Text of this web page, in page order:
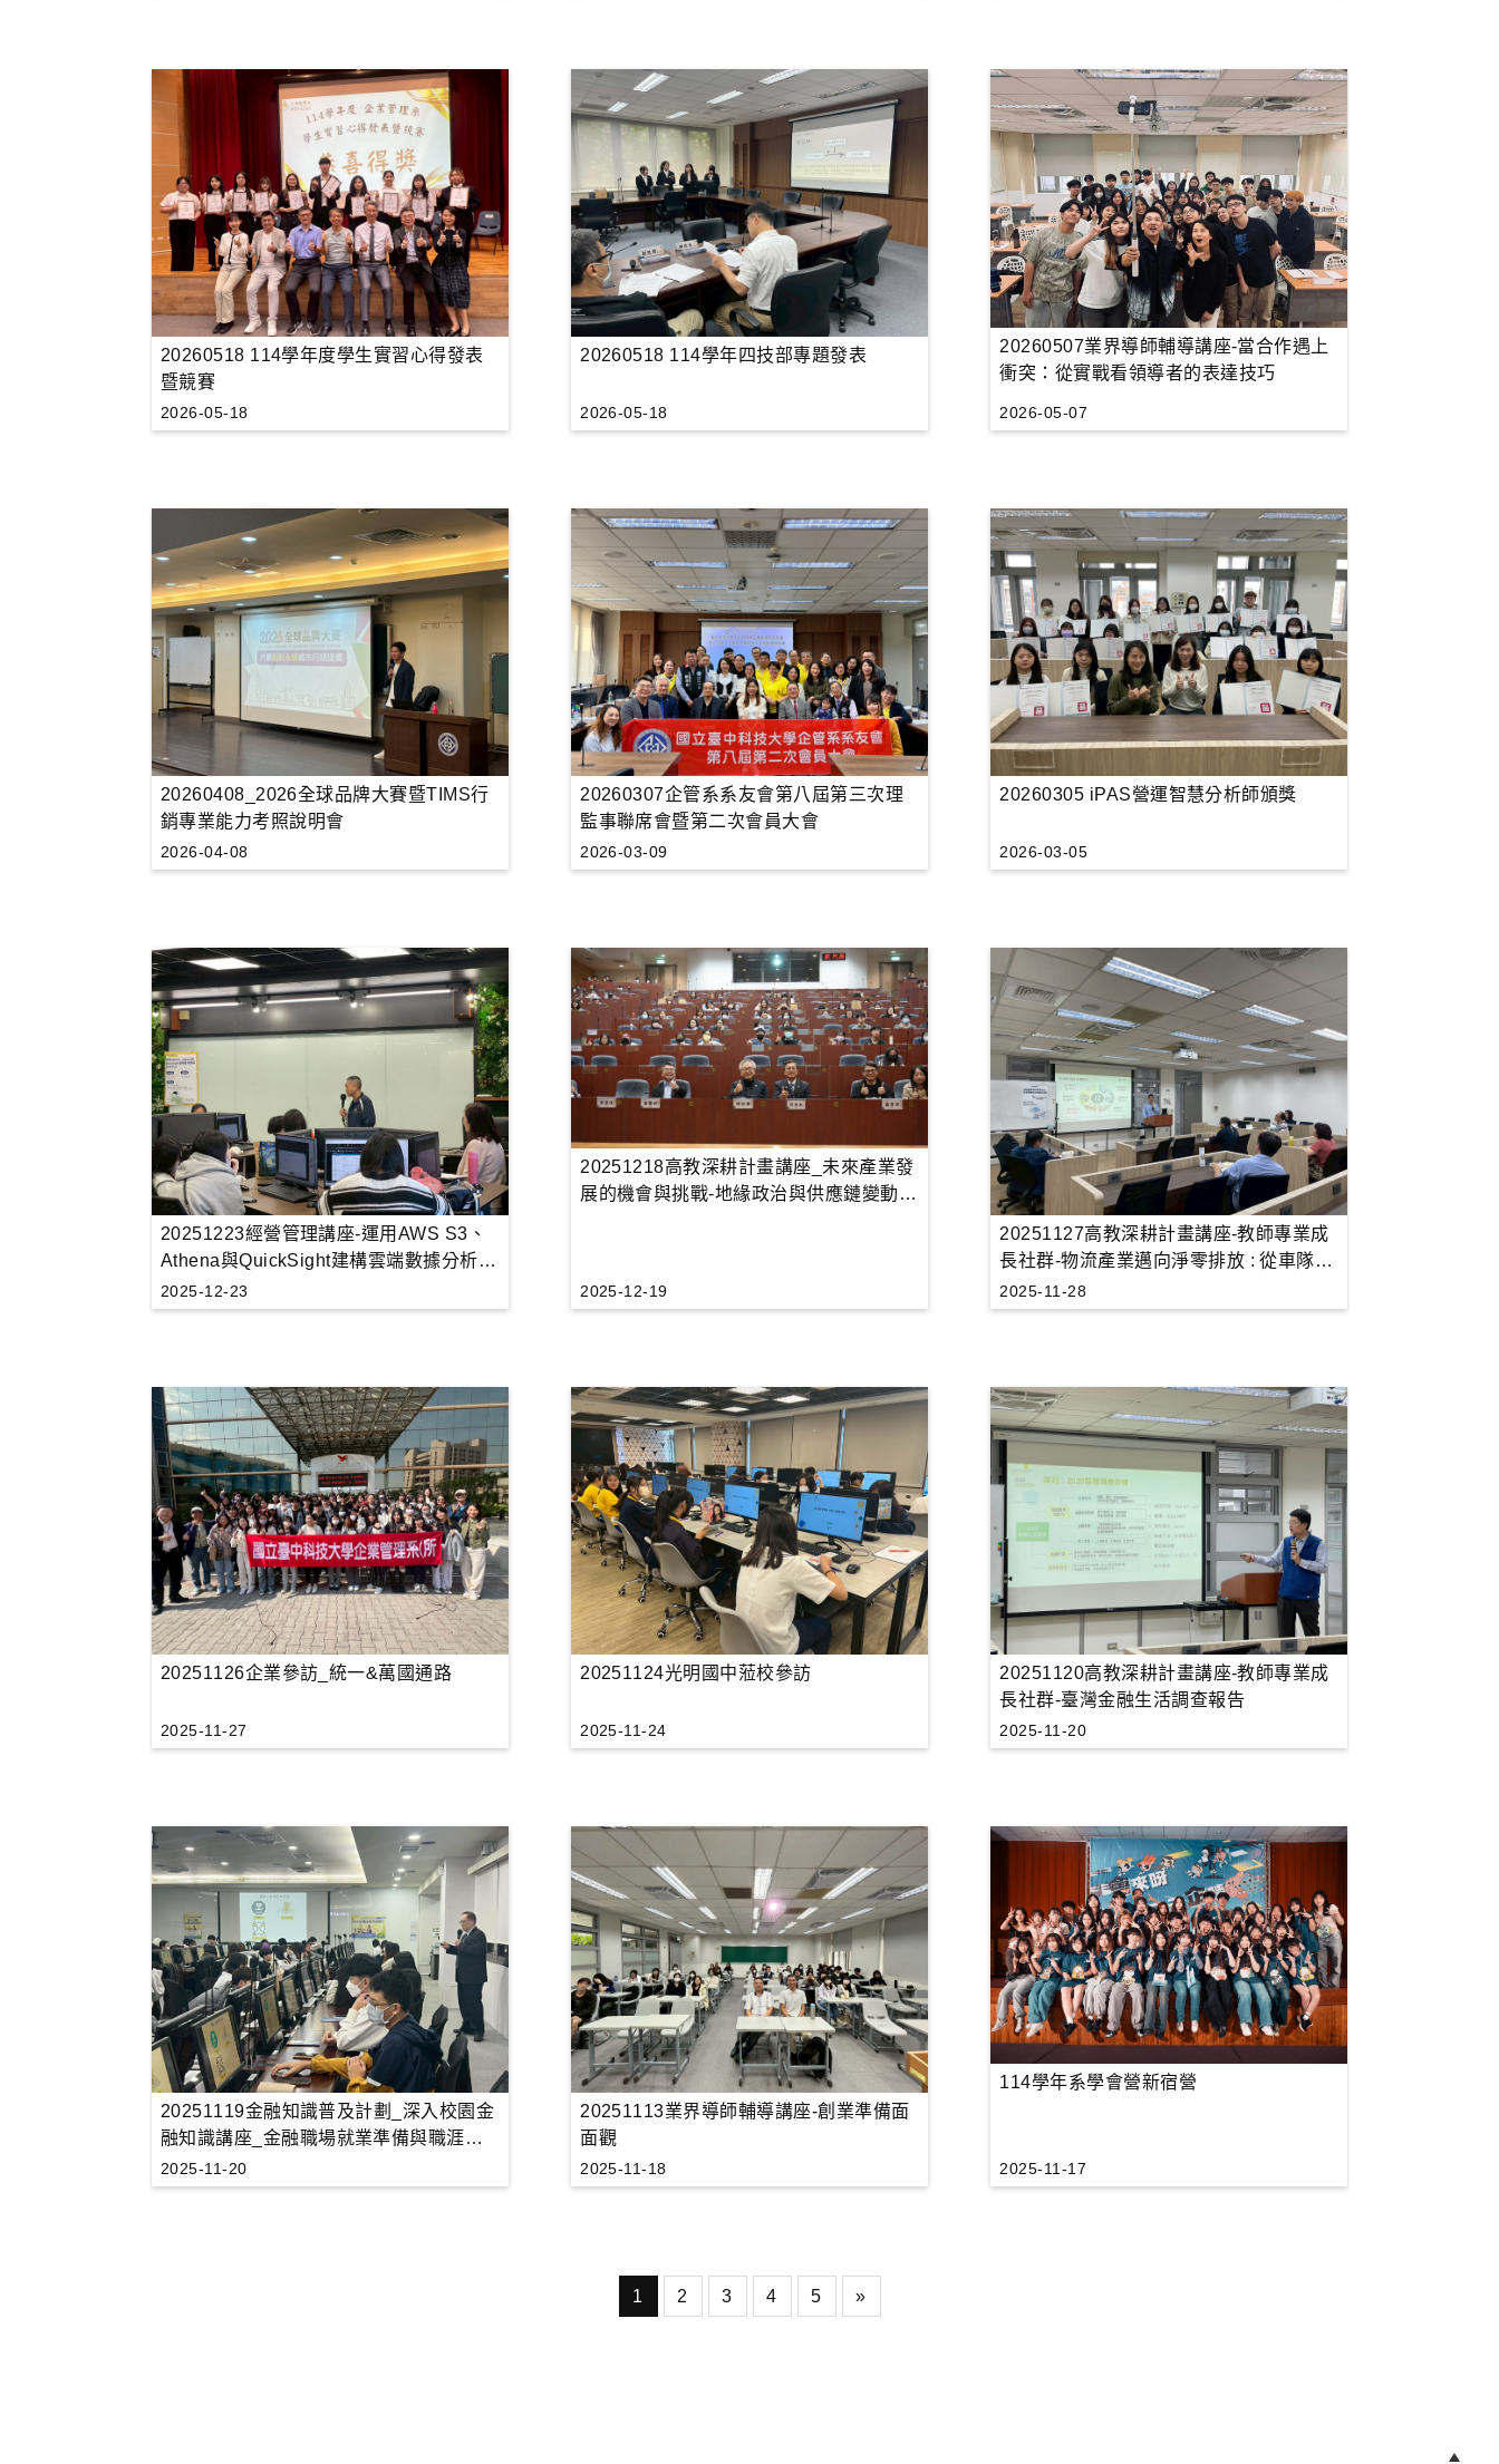
20260518 114學年度學生實習心得發表
暨競賽
2026-05-18
20260518 114學年四技部專題發表
2026-05-18
20260507業界導師輔導講座-當合作遇上
衝突：從實戰看領導者的表達技巧
2026-05-07
20260408_2026全球品牌大賽暨TIMS行
銷專業能力考照說明會
2026-04-08
20260307企管系系友會第八屆第三次理
監事聯席會暨第二次會員大會
2026-03-09
20260305 iPAS營運智慧分析師頒獎
2026-03-05
20251223經營管理講座-運用AWS S3、
Athena與QuickSight建構雲端數據分析平
台
2025-12-23
20251218高教深耕計畫講座_未來產業發
展的機會與挑戰-地緣政治與供應鏈變動之
2025-12-19
20251127高教深耕計畫講座-教師專業成
長社群-物流產業邁向淨零排放 : 從車隊電
動化到材料循環
2025-11-28
20251126企業參訪_統一&萬國通路
2025-11-27
20251124光明國中蒞校參訪
2025-11-24
20251120高教深耕計畫講座-教師專業成
長社群-臺灣金融生活調查報告
2025-11-20
20251119金融知識普及計劃_深入校園金
融知識講座_金融職場就業準備與職涯規
劃
2025-11-20
20251113業界導師輔導講座-創業準備面
面觀
2025-11-18
114學年系學會營新宿營
2025-11-17
1 2 3 4 5 »